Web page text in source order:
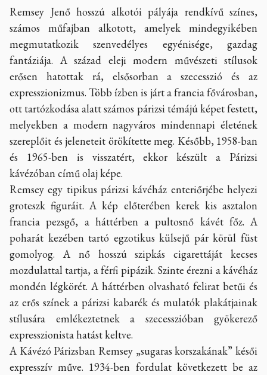
Remsey Jenő hosszú alkotói pályája rendkívű színes,
számos műfajban alkotott, amelyek mindegyikében
megmutatkozik szenvedélyes egyénisége, gazdag
fantáziája. A század eleji modern művészeti stílusok
erősen hatottak rá, elsősorban a szecesszió és az
expresszionizmus. Több ízben is járt a francia fővárosban,
ott tartózkodása alatt számos párizsi témájú képet festett,
melyekben a modern nagyváros mindennapi életének
szereplőit és jeleneteit örökítette meg. Később, 1958-ban
és 1965-ben is visszatért, ekkor készült a Párizsi
kávézóban című olaj képe.
Remsey egy tipikus párizsi kávéház enteriőrjébe helyezi
groteszk figuráit. A kép előterében kerek kis asztalon
francia pezsgő, a háttérben a pultosnő kávét főz. A
poharát kezében tartó egzotikus külsejű pár körül füst
gomolyog. A nő hosszú szipkás cigarettáját kecses
mozdulattal tartja, a férfi pipázik. Szinte érezni a kávéház
mondén légkörét. A háttérben olvasható felirat betűi és
az erős színek a párizsi kabarék és mulatók plakátjainak
stílusára emlékeztetnek a szecesszióban gyökerező
expresszionista hatást keltve.
A Kávézó Párizsban Remsey „sugaras korszakának” késői
expresszív műve. 1934-ben fordulat következett be az